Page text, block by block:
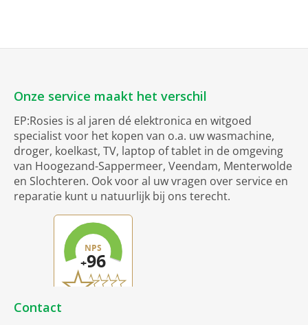
Onze service maakt het verschil
EP:Rosies is al jaren dé elektronica en witgoed
specialist voor het kopen van o.a. uw wasmachine,
droger, koelkast, TV, laptop of tablet in de omgeving
van Hoogezand-Sappermeer, Veendam, Menterwolde
en Slochteren. Ook voor al uw vragen over service en
reparatie kunt u natuurlijk bij ons terecht.
Contact